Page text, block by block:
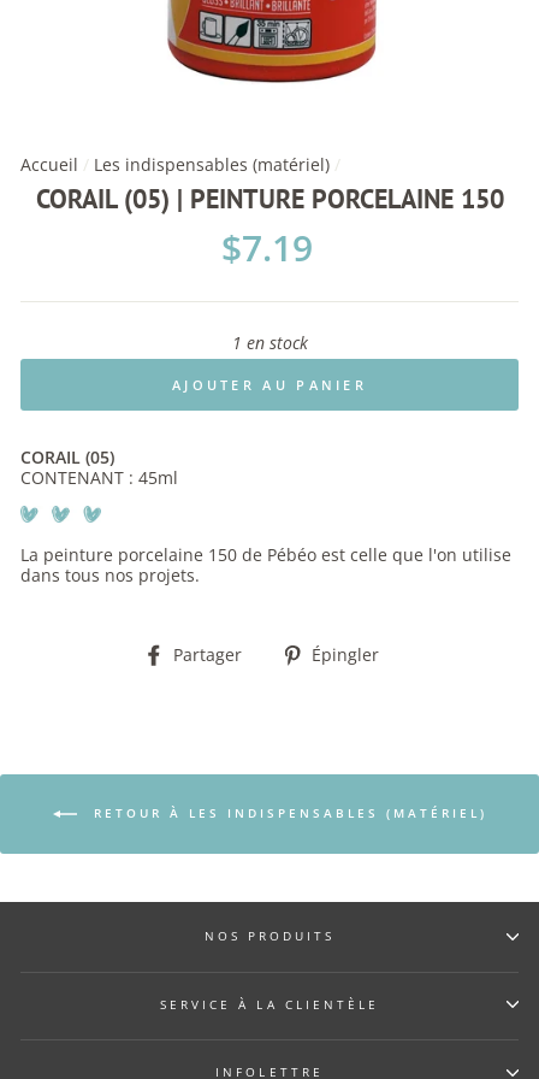
Accueil / Les indispensables (matériel) /
CORAIL (05) | PEINTURE PORCELAINE 150
Prix
régulier
$7.19
1 en stock
AJOUTER AU PANIER
CORAIL (05)
CONTENANT : 45ml
La peinture porcelaine 150 de Pébéo est celle que l'on utilise
dans tous nos projets.
Partager
PartagerÉpingler
RETOUR À LES INDISPENSABLES (MATÉRIEL)
NOS PRODUITS
SERVICE À LA CLIENTÈLE
INFOLETTRE